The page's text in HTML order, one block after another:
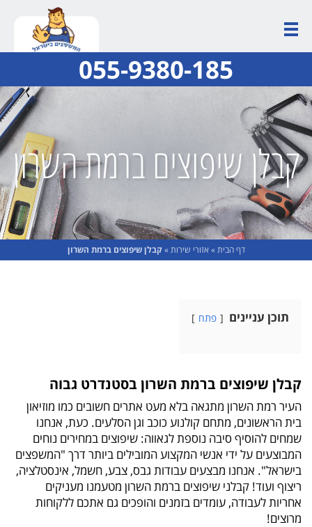
055-9380-185
קבלן שיפוצים ברמת השרון
דף הבית» אזורי שירות»קבלן שיפוצים ברמת השרון
תוכן עניינים פתח
קבלן שיפוצים ברמת השרון בסטנדרט גבוה
העיר רמת השרון מתגאה בלא מעט אתרים חשובים כמו מוזיאון
בית הראשונים, מתחם קולנוע כוכב וגן הסלעים. כעת, אנחנו
שמחים להוסיף סיבה נוספת לגאווה: שיפוצים במחירים נוחים
המבוצעים על ידי אנשי המקצוע המובילים ביותר דרך "המשפצים
בישראל". אנחנו מבצעים עבודות גבס, צבע, חשמל, אינסטלציה,
ריצוף ועוד! קבלני שיפוצים ברמת השרון מטעמנו מעניקים
אחריות לעבודה, עומדים בזמנים והופכים גם אתכם ללקוחות
מרוצים!